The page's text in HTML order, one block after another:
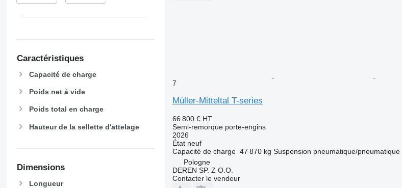
Caractéristiques
Capacité de charge
Poids net à vide
Poids total en charge
Hauteur de la sellette d'attelage
Dimensions
Longueur
7
Müller-Mitteltal T-series
66 800 € HT
Semi-remorque porte-engins
2026
Étatneuf
Capacité de charge 47 870 kg Suspension pneumatique/pneumatique
Pologne
DEREN SP. Z O.O.
Contacter le vendeur